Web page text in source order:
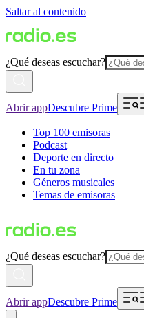
Saltar al contenido
¿Qué deseas escuchar?
Abrir appDescubre Prime
Top 100 emisoras
Podcast
Deporte en directo
En tu zona
Géneros musicales
Temas de emisoras
¿Qué deseas escuchar?
Abrir appDescubre Prime